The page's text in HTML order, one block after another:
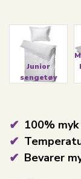
100%
Bevarer
Junior
sengetøy